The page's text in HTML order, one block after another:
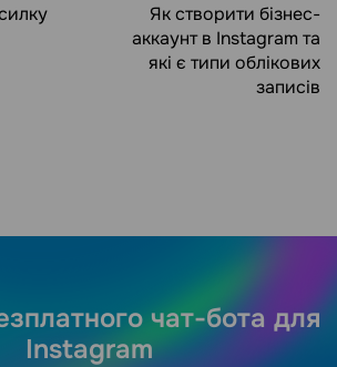
Як створити бізнес-
аккаунт в Instagram та
які є типи облікових
записів
чат-бота для
Instagram